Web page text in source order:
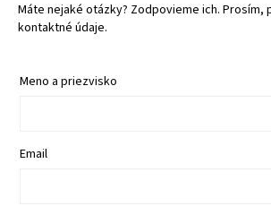
Máte nejaké otázky? Zodpovieme ich. Prosím,
kontaktné údaje.
Meno a priezvisko
Email